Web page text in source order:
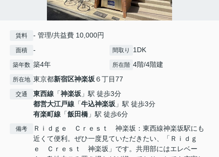
賃料 - 管理/共益費 10,000円
面積 - 間取り 1DK
築年数 築4年 所在階 4階/4階建
所在地 東京都新宿区神楽坂 ６丁目77
交通 東西線 「神楽坂 」駅 徒歩3分
都営大江戸線 「牛込神楽坂 」駅 徒歩3分
有楽町線 「飯田橋 」駅 徒歩6分
備考
Ｒｉｄｇｅ Ｃｒｅｓｔ 神楽坂：東西線神楽坂駅にも
近くて便利。ぜひ一度見ていただきたい、「Ｒｉｄｇ
ｅ Ｃｒｅｓｔ 神楽坂」です。共用部にはエレベー